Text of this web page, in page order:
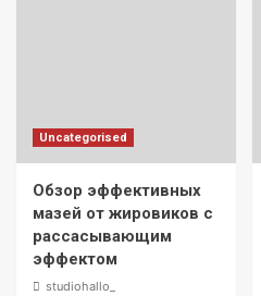
Uncategorised
Обзор эффективных
мазей от жировиков с
рассасывающим
эффектом
studiohallo_